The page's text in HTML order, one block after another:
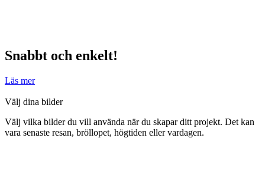
Snabbt och enkelt!
Läs mer
Välj dina bilder
Välj vilka bilder du vill använda när du skapar ditt projekt. Det kan
vara senaste resan, bröllopet, högtiden eller vardagen.